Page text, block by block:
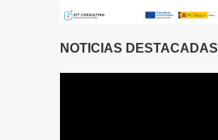
NOTICIAS DESTACADAS